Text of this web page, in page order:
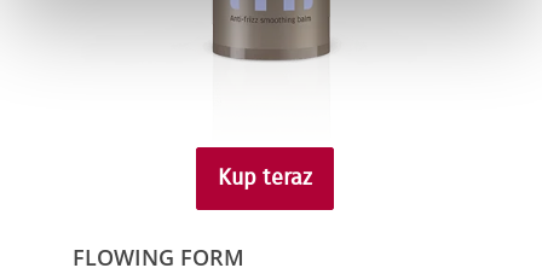
Kup teraz
FLOWING FORM